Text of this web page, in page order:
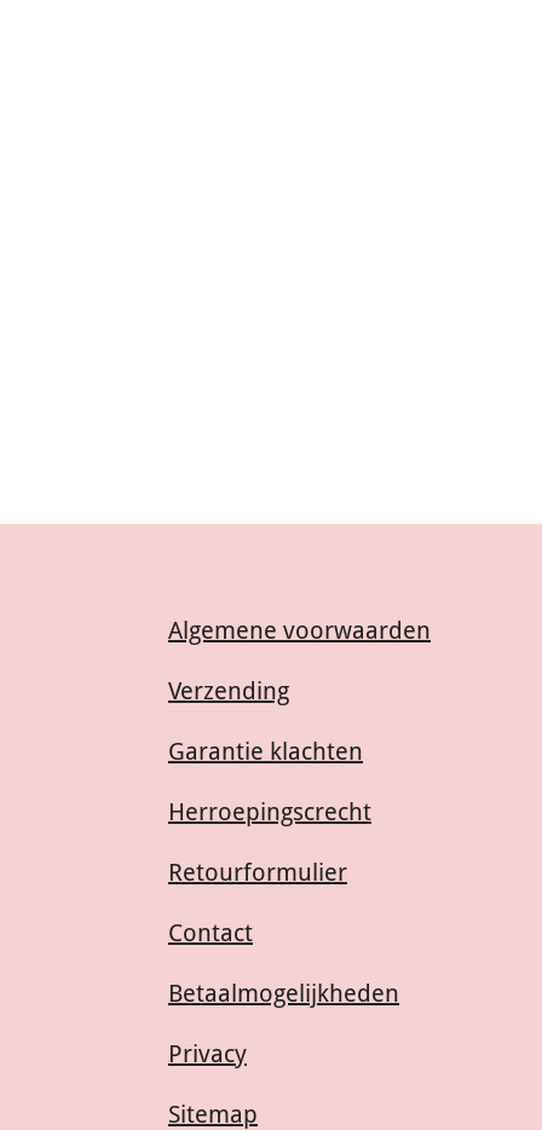
Algemene voorwaarden
Verzending
Garantie klachten
Herroepingscrecht
Retourformulier
Contact
Betaalmogelijkheden
Privacy
Sitemap